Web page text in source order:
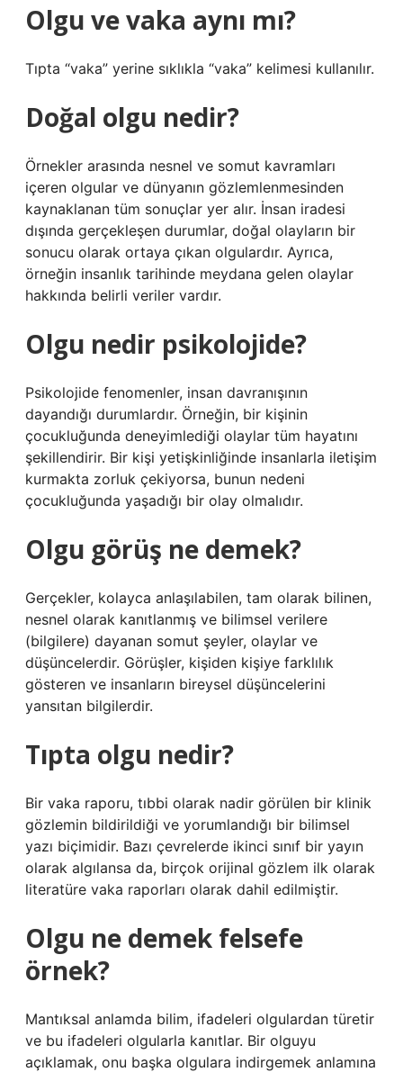
Olgu ve vaka aynı mı?
Tıpta “vaka” yerine sıklıkla “vaka” kelimesi kullanılır.
Doğal olgu nedir?
Örnekler arasında nesnel ve somut kavramları
içeren olgular ve dünyanın gözlemlenmesinden
kaynaklanan tüm sonuçlar yer alır. İnsan iradesi
dışında gerçekleşen durumlar, doğal olayların bir
sonucu olarak ortaya çıkan olgulardır. Ayrıca,
örneğin insanlık tarihinde meydana gelen olaylar
hakkında belirli veriler vardır.
Olgu nedir psikolojide?
Psikolojide fenomenler, insan davranışının
dayandığı durumlardır. Örneğin, bir kişinin
çocukluğunda deneyimlediği olaylar tüm hayatını
şekillendirir. Bir kişi yetişkinliğinde insanlarla iletişim
kurmakta zorluk çekiyorsa, bunun nedeni
çocukluğunda yaşadığı bir olay olmalıdır.
Olgu görüş ne demek?
Gerçekler, kolayca anlaşılabilen, tam olarak bilinen,
nesnel olarak kanıtlanmış ve bilimsel verilere
(bilgilere) dayanan somut şeyler, olaylar ve
düşüncelerdir. Görüşler, kişiden kişiye farklılık
gösteren ve insanların bireysel düşüncelerini
yansıtan bilgilerdir.
Tıpta olgu nedir?
Bir vaka raporu, tıbbi olarak nadir görülen bir klinik
gözlemin bildirildiği ve yorumlandığı bir bilimsel
yazı biçimidir. Bazı çevrelerde ikinci sınıf bir yayın
olarak algılansa da, birçok orijinal gözlem ilk olarak
literatüre vaka raporları olarak dahil edilmiştir.
Olgu ne demek felsefe
örnek?
Mantıksal anlamda bilim, ifadeleri olgulardan türetir
ve bu ifadeleri olgularla kanıtlar. Bir olguyu
açıklamak, onu başka olgulara indirgemek anlamına